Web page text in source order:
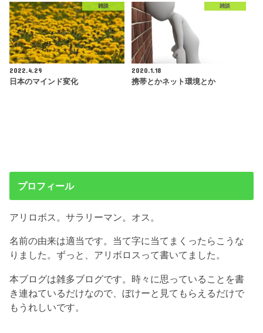
雑談
2022.4.29
日本のマインド変化
雑談
2020.1.18
携帯とかネット環境とか
プロフィール
アリロボス。サラリーマン。オス。
名前の由来は適当です。当て字に当てまくったらこうな
りました。ずっと、アリボロスって書いてました。
本ブログは雑多ブログです。時々に思っていることを書
き連ねているだけなので、ぼけーと見てもらえるだけで
もうれしいです。